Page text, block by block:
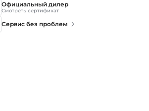
Официальный дилер
Смотреть сертификат
Сервис без проблем